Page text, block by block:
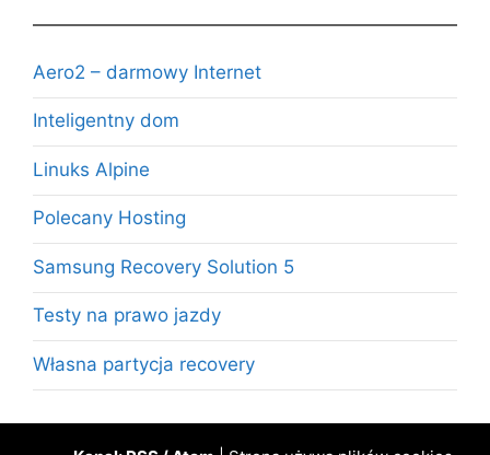
Aero2 – darmowy Internet
Inteligentny dom
Linuks Alpine
Polecany Hosting
Samsung Recovery Solution 5
Testy na prawo jazdy
Własna partycja recovery